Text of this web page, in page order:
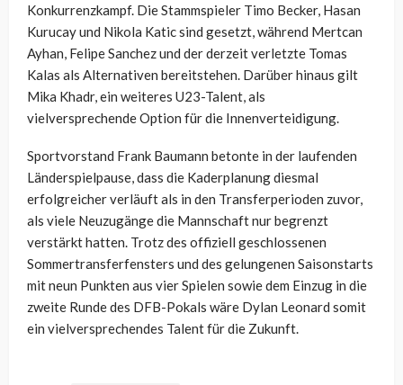
Konkurrenzkampf. Die Stammspieler Timo Becker, Hasan
Kurucay und Nikola Katic sind gesetzt, während Mertcan
Ayhan, Felipe Sanchez und der derzeit verletzte Tomas
Kalas als Alternativen bereitstehen. Darüber hinaus gilt
Mika Khadr, ein weiteres U23-Talent, als
vielversprechende Option für die Innenverteidigung.
Sportvorstand Frank Baumann betonte in der laufenden
Länderspielpause, dass die Kaderplanung diesmal
erfolgreicher verläuft als in den Transferperioden zuvor,
als viele Neuzugänge die Mannschaft nur begrenzt
verstärkt hatten. Trotz des offiziell geschlossenen
Sommertransferfensters und des gelungenen Saisonstarts
mit neun Punkten aus vier Spielen sowie dem Einzug in die
zweite Runde des DFB-Pokals wäre Dylan Leonard somit
ein vielversprechendes Talent für die Zukunft.